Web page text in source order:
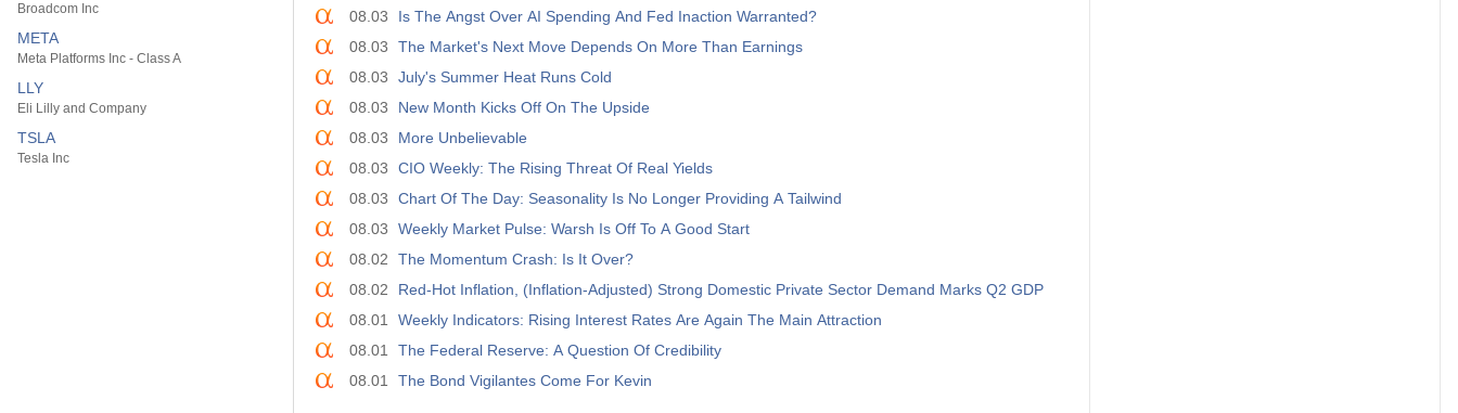
Broadcom Inc
META
Meta Platforms Inc - Class A
LLY
Eli Lilly and Company
TSLA
Tesla Inc
08.03
Is The Angst Over AI Spending And Fed Inaction Warranted?
08.03
The Market's Next Move Depends On More Than Earnings
08.03
July's Summer Heat Runs Cold
08.03
New Month Kicks Off On The Upside
08.03
More Unbelievable
08.03
CIO Weekly: The Rising Threat Of Real Yields
08.03
Chart Of The Day: Seasonality Is No Longer Providing A Tailwind
08.03
Weekly Market Pulse: Warsh Is Off To A Good Start
08.02
The Momentum Crash: Is It Over?
08.02
Red-Hot Inflation, (Inflation-Adjusted) Strong Domestic Private Sector Demand Marks Q2 GDP
08.01
Weekly Indicators: Rising Interest Rates Are Again The Main Attraction
08.01
The Federal Reserve: A Question Of Credibility
08.01
The Bond Vigilantes Come For Kevin